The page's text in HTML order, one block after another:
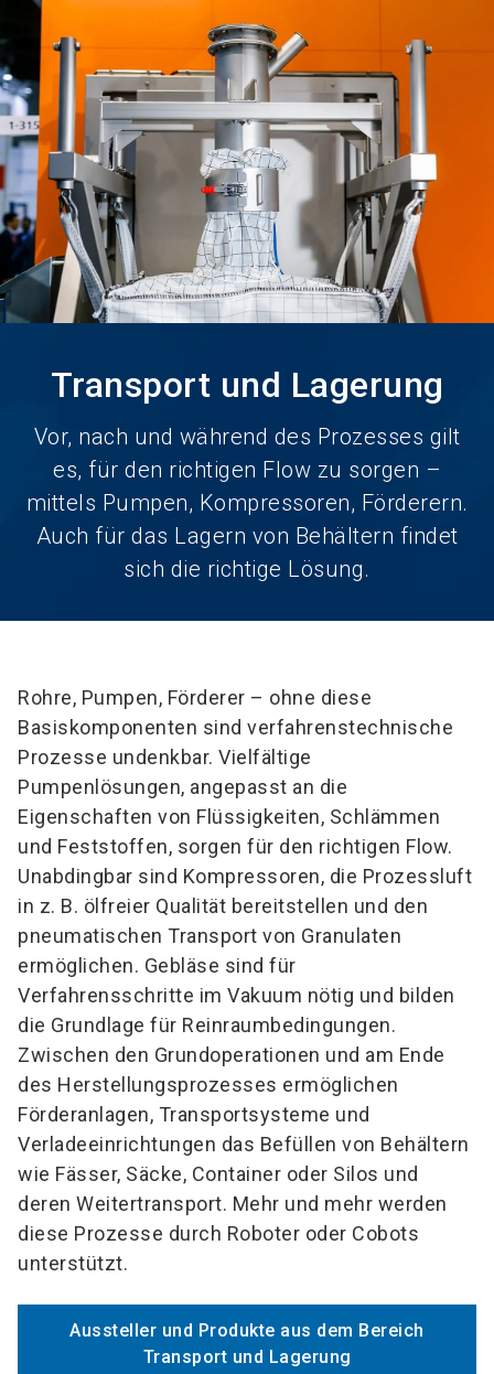
News
abonnieren
language
search
Transport und Lagerung
Vor, nach und während des Prozesses gilt
es, für den richtigen Flow zu sorgen –
mittels Pumpen, Kompressoren, Förderern.
Auch für das Lagern von Behältern findet
sich die richtige Lösung.
Rohre, Pumpen, Förderer – ohne diese
Basiskomponenten sind verfahrenstechnische
Prozesse undenkbar. Vielfältige
Pumpenlösungen, angepasst an die
Eigenschaften von Flüssigkeiten, Schlämmen
und Feststoffen, sorgen für den richtigen Flow.
Unabdingbar sind Kompressoren, die Prozessluft
in z. B. ölfreier Qualität bereitstellen und den
pneumatischen Transport von Granulaten
ermöglichen. Gebläse sind für
Verfahrensschritte im Vakuum nötig und bilden
die Grundlage für Reinraumbedingungen.
Zwischen den Grundoperationen und am Ende
des Herstellungsprozesses ermöglichen
Förderanlagen, Transportsysteme und
Verladeeinrichtungen das Befüllen von Behältern
wie Fässer, Säcke, Container oder Silos und
deren Weitertransport. Mehr und mehr werden
diese Prozesse durch Roboter oder Cobots
unterstützt.
Aussteller und Produkte aus dem Bereich
Transport und Lagerung